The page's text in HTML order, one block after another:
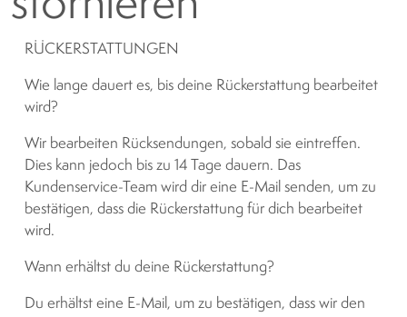
RÜCKERSTATTUNGEN
Wie lange dauert es, bis deine Rückerstattung bearbeitet
wird?
Wir bearbeiten Rücksendungen, sobald sie eintreffen.
Dies kann jedoch bis zu 14 Tage dauern. Das
Kundenservice-Team wird dir eine E-Mail senden, um zu
bestätigen, dass die Rückerstattung für dich bearbeitet
wird.
Wann erhältst du deine Rückerstattung?
Du erhältst eine E-Mail, um zu bestätigen, dass wir den